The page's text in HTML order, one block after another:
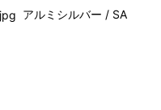
アルミシルバー / SA